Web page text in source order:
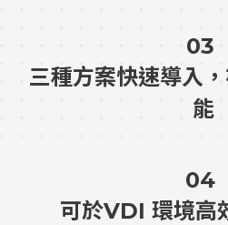
03
三種方案快速導入
能
04
可於VDI 環境高